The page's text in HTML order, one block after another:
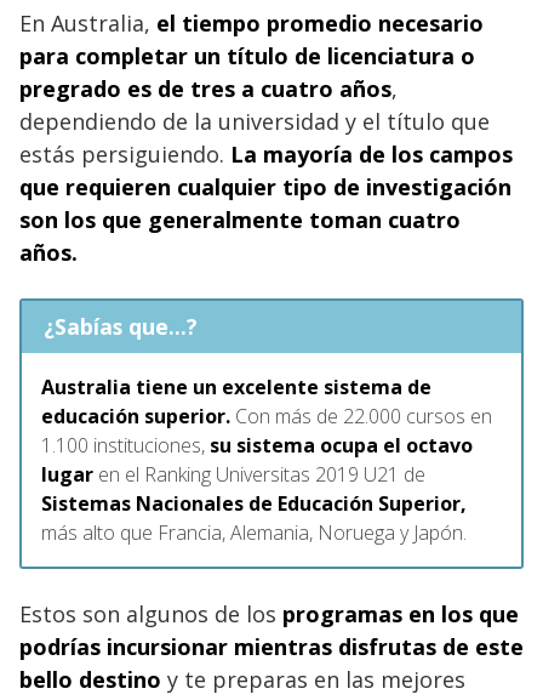
En Australia, el tiempo promedio necesario
para completar un título de licenciatura o
pregrado es de tres a cuatro años,
dependiendo de la universidad y el título que
estás persiguiendo. La mayoría de los campos
que requieren cualquier tipo de investigación
son los que generalmente toman cuatro
años.
¿Sabías que...?
Australia tiene un excelente sistema de
educación superior. Con más de 22.000 cursos en
1.100 instituciones, su sistema ocupa el octavo
lugar en el Ranking Universitas 2019 U21 de
Sistemas Nacionales de Educación Superior,
más alto que Francia, Alemania, Noruega y Japón.
Estos son algunos de los programas en los que
podrías incursionar mientras disfrutas de este
bello destino y te preparas en las mejores